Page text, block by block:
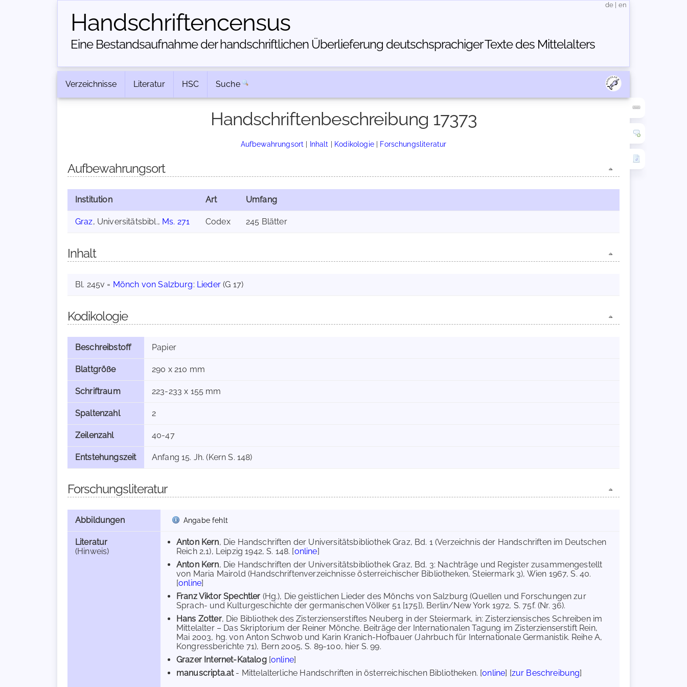
Handschriften­census
Eine Bestandsaufnahme der handschriftlichen Über­lieferung deutschsprachiger Texte des Mittelalters
de en
Verzeichnisse Literatur HSC Suche
Handschriftenbeschreibung 17373
Aufbewahrungsort | Inhalt | Kodikologie| Forschungsliteratur
Aufbewahrungsort
Institution Art Umfang
Graz, Universitätsbibl., Ms. 271 Codex 245 Blätter
Inhalt
Bl. 245v = Mönch von Salzburg: Lieder(G 17)
Kodikologie
Beschreibstoff Papier
Blattgröße 290 x 210 mm
Schriftraum 223-233 x 155 mm
Spaltenzahl 2
Zeilenzahl 40-47
Entstehungszeit Anfang 15. Jh. (Kern S. 148)
Forschungsliteratur
Abbildungen Angabe fehlt
Literatur
(Hinweis)
Anton Kern, Die Handschriften der Universitätsbibliothek Graz, Bd. 1 (Verzeichnis der Handschriften im Deutschen
Reich 2,1), Leipzig 1942, S. 148. [online]
Anton Kern, Die Handschriften der Universitätsbibliothek Graz, Bd. 3: Nachträge und Register zusammengestellt
von Maria Mairold (Handschriftenverzeichnisse österreichischer Bibliotheken, Steiermark 3), Wien 1967, S. 40.
[online]
Franz Viktor Spechtler (Hg.), Die geistlichen Lieder des Mönchs von Salzburg (Quellen und Forschungen zur
Sprach- und Kulturgeschichte der germanischen Völker 51 [175]), Berlin/New York 1972, S. 75f. (Nr. 36).
Hans Zotter, Die Bibliothek des Zisterzienserstiftes Neuberg in der Steiermark, in: Zisterziensisches Schreiben im
Mittelalter – Das Skriptorium der Reiner Mönche. Beiträge der Internationalen Tagung im Zisterzienserstift Rein,
Mai 2003, hg. von Anton Schwob und Karin Kranich-Hofbauer (Jahrbuch für Internationale Germanistik. Reihe A,
Kongressberichte 71), Bern 2005, S. 89-100, hier S. 99.
Grazer Internet-Katalog[online]
manuscripta.at- Mittelalterliche Handschriften in österreichischen Bibliotheken. [online] [zur Beschreibung]